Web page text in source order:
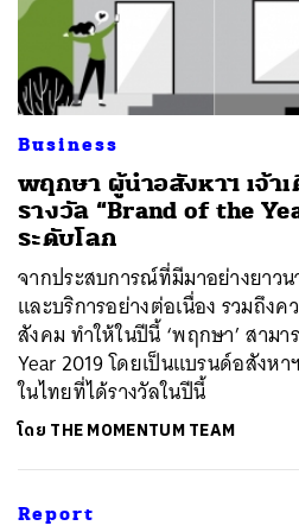
Business
พฤกษา ผู้นำอสังหาฯ เจ้า
รางวัล “Brand of the
ระดับโลก
จากประสบการณ์ที่มีมาอย่างยาว
และบริการอย่างต่อเนื่อง รวมถึง
สังคม ทำให้ในปีนี้ ‘พฤกษา’ สาม
Year 2019 โดยเป็นแบรนด์อสังหา
ในไทยที่ได้รางวัลในปีนี้
โดย THE MOMENTUM TEAM
Report
SHARE TWEET